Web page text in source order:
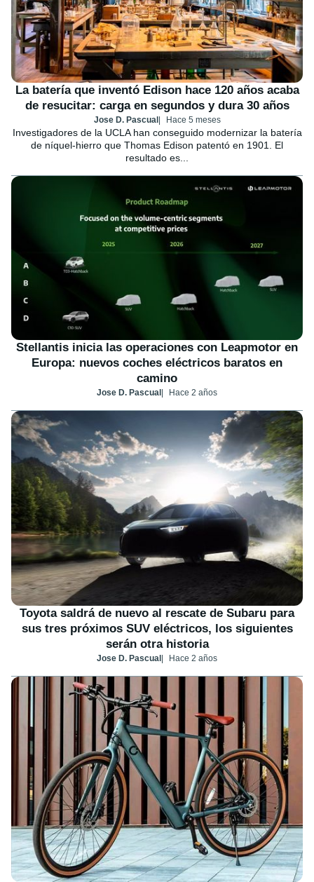
La batería que inventó Edison hace 120 años acaba
de resucitar: carga en segundos y dura 30 años
Jose D. Pascual Hace 5 meses
Investigadores de la UCLA han conseguido modernizar la batería
de níquel-hierro que Thomas Edison patentó en 1901. El
resultado es...
Stellantis inicia las operaciones con Leapmotor en
Europa: nuevos coches eléctricos baratos en
camino
Jose D. Pascual Hace 2 años
Toyota saldrá de nuevo al rescate de Subaru para
sus tres próximos SUV eléctricos, los siguientes
serán otra historia
Jose D. Pascual Hace 2 años